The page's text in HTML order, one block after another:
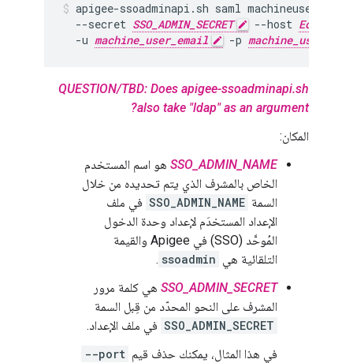
apigee-ssoadminapi.sh saml machineuser
  --secret
SSO_ADMIN_SECRET --host
  -u
machine_user_email -p
QUESTION/TBD: Does apigee-ssoadminapi.sh
also take "ldap" as an argument?
المكان:
SSO_ADMIN_NAME هو اسم المستخدم
الخاص بالمشرف الذي يتم تحديده من خلال
السمة SSO_ADMIN_NAME في ملف
الإعداد المستخدَم لإعداد وحدة الدخول
المُوحَّد (SSO) في Apigee والقيمة
التلقائية هي ssoadmin
.
SSO_ADMIN_SECRET هي كلمة مرور
المشرف على النحو المحدّد من قِبل السمة
SSO_ADMIN_SECRET في ملف الإعداد.
في هذا المثال، يمكنك حذف قيم --port